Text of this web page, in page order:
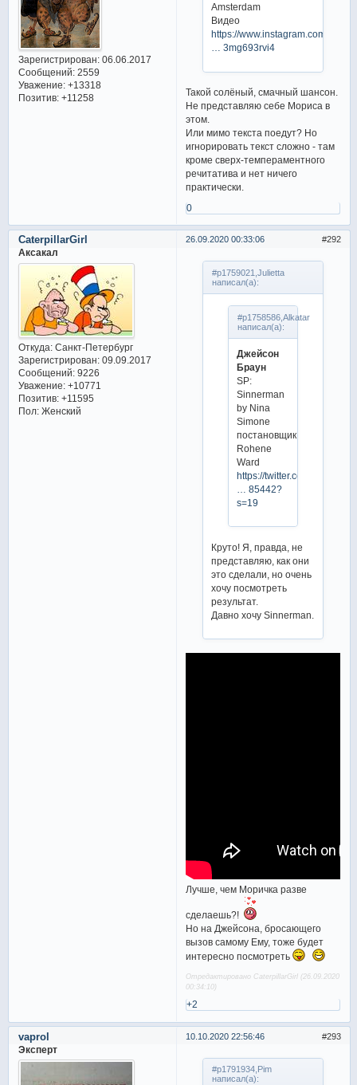
Зарегистрирован: 06.06.2017
Сообщений:2559
Уважение: +13318
Позитив: +11258
Amsterdam
Видео
https://www.instagram.com/p/
… 3mg693rvi4
Такой солёный, смачный шансон.
Не представляю себе Мориса в
этом.
Или мимо текста поедут? Но
игнорировать текст сложно - там
кроме сверх-темпераментного
речитатива и нет ничего
практически.
0
292
26.09.2020 00:33:06
CaterpillarGirl
Аксакал
Откуда:Санкт-Петербург
Зарегистрирован: 09.09.2017
Сообщений:9226
Уважение: +10771
Позитив: +11595
Пол:Женский
#p1759021,Julietta
написал(а):
#p1758586,Alkatar
написал(а):
Джейсон
Браун
SP:
Sinnerman
by Nina
Simone
постановщик
Rohene
Ward
https://twitter.com/
… 85442?
s=19
Круто! Я, правда, не
представляю, как они
это сделали, но очень
хочу посмотреть
результат.
Давно хочу Sinnerman.
Лучше, чем Моричка разве
сделаешь?!
Но на Джейсона, бросающего
вызов самому Ему, тоже будет
интересно посмотреть
Отредактировано CaterpillarGirl (26.09.2020
00:34:10)
+2
293
10.10.2020 22:56:46
vaprol
Эксперт
#p1791934,Pim
написал(а):